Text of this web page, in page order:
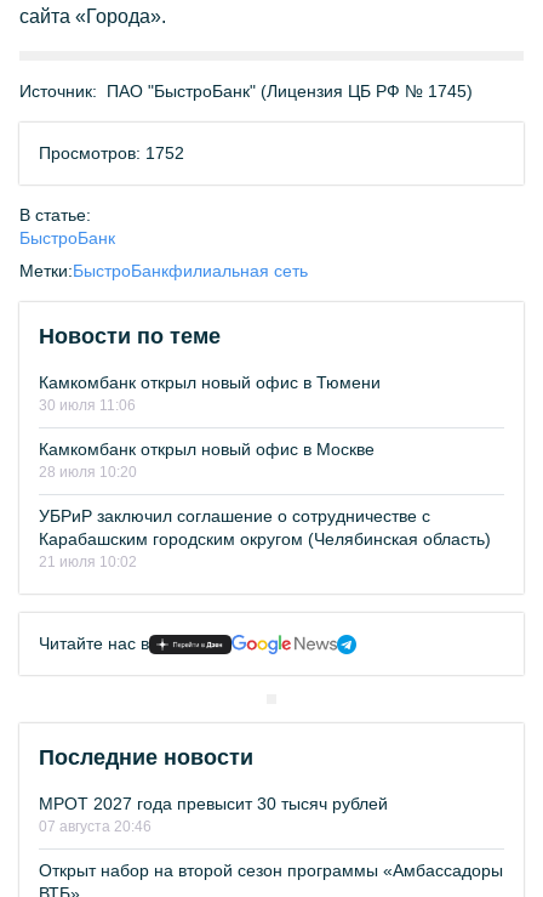
сайта «Города».
Источник: ПАО "БыстроБанк" (Лицензия ЦБ РФ № 1745)
Просмотров: 1752
В статье:
БыстроБанк
Метки:БыстроБанкфилиальная сеть
Новости по теме
Камкомбанк открыл новый офис в Тюмени
30 июля 11:06
Камкомбанк открыл новый офис в Москве
28 июля 10:20
УБРиР заключил соглашение о сотрудничестве с
Карабашским городским округом (Челябинская область)
21 июля 10:02
Читайте нас в
Последние новости
МРОТ 2027 года превысит 30 тысяч рублей
07 августа 20:46
Открыт набор на второй сезон программы «Амбассадоры